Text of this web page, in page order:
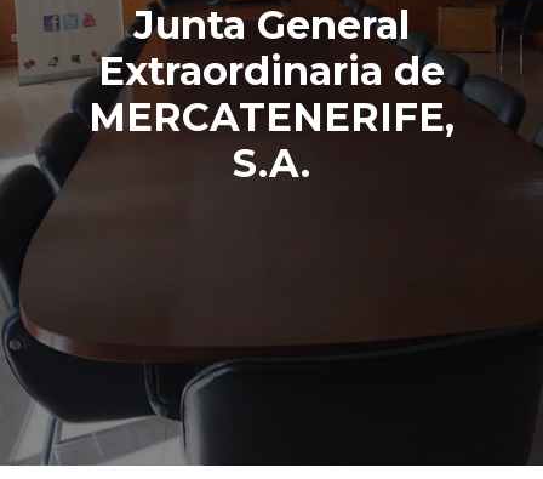
Junta General
Extraordinaria de
MERCATENERIFE,
S.A.